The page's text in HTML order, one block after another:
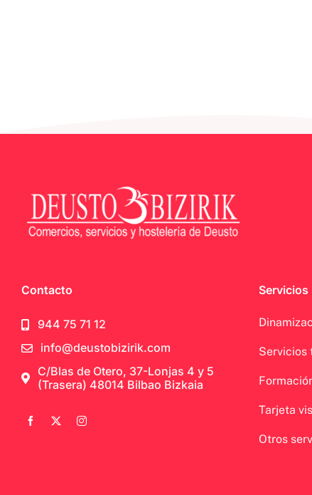
Contacto
944 75 71 12
info@deustobizirik.com
C/Blas de Otero, 37-Lonjas 4 y 5
(Trasera) 48014 Bilbao Bizkaia
Servicios
Servicios
Tarjeta
Otros